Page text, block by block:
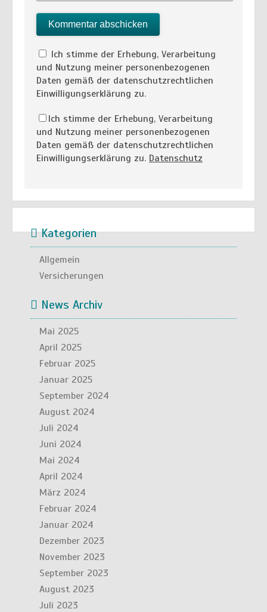
Ich stimme der Erhebung, Verarbeitung
und Nutzung meiner personenbezogenen
Daten gemäß der datenschutzrechtlichen
Einwilligungserklärung zu.
Ich stimme der Erhebung, Verarbeitung
und Nutzung meiner personenbezogenen
Daten gemäß der datenschutzrechtlichen
Einwilligungserklärung zu. Datenschutz
Kategorien
Allgemein
Versicherungen
News Archiv
Mai 2025
April 2025
Februar 2025
Januar 2025
September 2024
August 2024
Juli 2024
Juni 2024
Mai 2024
April 2024
März 2024
Februar 2024
Januar 2024
Dezember 2023
November 2023
September 2023
August 2023
Juli 2023